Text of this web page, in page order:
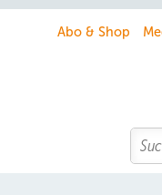
Abo & Shop